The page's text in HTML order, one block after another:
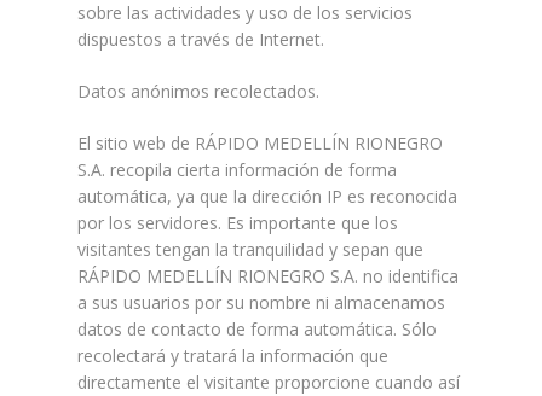
sobre las actividades y uso de los servicios
dispuestos a través de Internet.
Datos anónimos recolectados.
El sitio web de RÁPIDO MEDELLÍN RIONEGRO
S.A. recopila cierta información de forma
automática, ya que la dirección IP es reconocida
por los servidores. Es importante que los
visitantes tengan la tranquilidad y sepan que
RÁPIDO MEDELLÍN RIONEGRO S.A. no identifica
a sus usuarios por su nombre ni almacenamos
datos de contacto de forma automática. Sólo
recolectará y tratará la información que
directamente el visitante proporcione cuando así